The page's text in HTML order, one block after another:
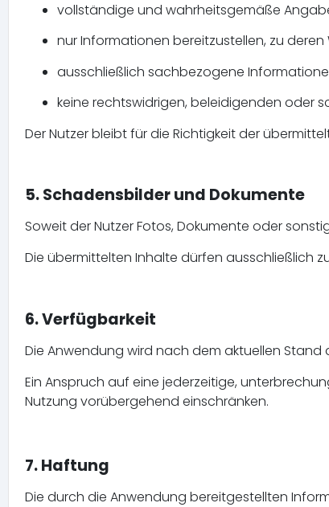
vollständige und wahrheitsgemäße
nur Informationen bereitzustellen, zu
ausschließlich sachbezogene
keine rechtswidrigen, beleidigenden oder
Der Nutzer bleibt für die Richtigkeit der
5. Schadensbilder und Dokumente
Soweit der Nutzer Fotos, Dokumente oder
Die übermittelten Inhalte dürfen ausschließlich
6. Verfügbarkeit
Die Anwendung wird nach dem aktuellen Stand
Ein Anspruch auf eine jederzeitige,
Nutzung vorübergehend einschränken.
7. Haftung
Die durch die Anwendung bereitgestellten